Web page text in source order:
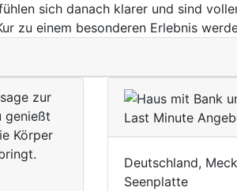
sich danach klarer und sind
zu einem besonderen Erlebnis
Last Minute
Deutschland,
Seenplatte